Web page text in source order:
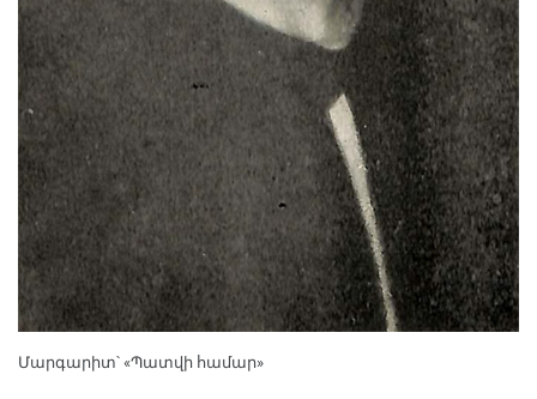
Մարգարիտ՝ «Պատվի համար»